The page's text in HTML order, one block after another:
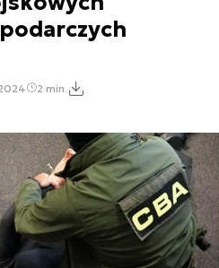
2 min.